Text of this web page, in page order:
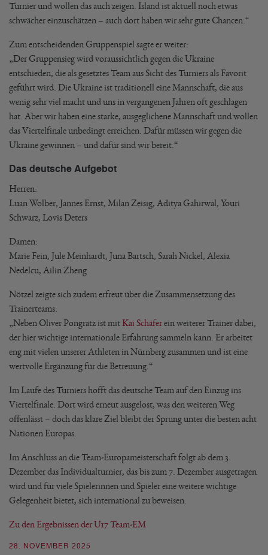
28. NOVEMBER 2025
Turnier und wollen das auch zeigen. Island ist aktuell noch etwas
schwächer einzuschätzen – auch dort haben wir sehr gute Chancen.“
Zum entscheidenden Gruppenspiel sagte er weiter:
„Der Gruppensieg wird voraussichtlich gegen die Ukraine
entschieden, die als gesetztes Team aus Sicht des Turniers als Favorit
geführt wird. Die Ukraine ist traditionell eine Mannschaft, die aus
wenig sehr viel macht und uns in vergangenen Jahren oft geschlagen
hat. Aber wir haben eine starke, ausgeglichene Mannschaft und wollen
das Viertelfinale unbedingt erreichen. Dafür müssen wir gegen die
Ukraine gewinnen – und dafür sind wir bereit.“
Das deutsche Aufgebot
Herren:
Luan Wolber, Jannes Ernst, Milan Zeisig, Aditya Gahirwal, Youri
Schwarz, Lovis Deters
Damen:
Marie Fein, Jule Meinhardt, Juna Bartsch, Sarah Nickel, Alexia
Nedelcu, Ailin Zheng
Nötzel zeigte sich zudem erfreut über die Zusammensetzung des
Trainerteams:
„Neben Oliver Pongratz ist mitKai Schäferein weiterer Trainer dabei,
der hier wichtige internationale Erfahrung sammeln kann. Er arbeitet
eng mit vielen unserer Athleten in Nürnberg zusammen und ist eine
wertvolle Ergänzung für die Betreuung.“
Im Laufe des Turniers hofft das deutsche Team auf den Einzug ins
Viertelfinale. Dort wird erneut ausgelost, was den weiteren Weg
offenlässt – doch das klare Ziel bleibt der Sprung unter die besten acht
Nationen Europas.
Im Anschluss an die Team-Europameisterschaft folgt ab dem 3.
Dezember das Individualturnier, das bis zum 7. Dezember ausgetragen
wird und für viele Spielerinnen und Spieler eine weitere wichtige
Gelegenheit bietet, sich international zu beweisen.
Zu den Ergebnissen der U17 Team-EM